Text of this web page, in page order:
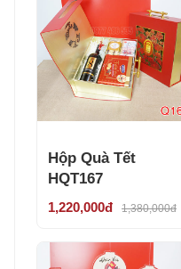
Hộp Quà Tết
HQT167
1,220,000đ 1,380,000đ